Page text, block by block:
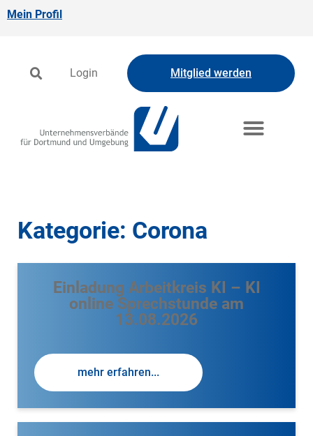
Mein Profil
Login Mitglied werden
Kategorie: Corona
Einladung Arbeitkreis KI – KI
online Sprechstunde am
13.08.2026
mehr erfahren...